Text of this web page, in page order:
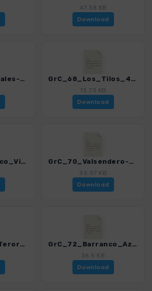
47.38 KB
Download
GrC_67_Fontanales-Moya_4459_12.gpx GrC_68_Los_Tilos_4459_12.gpx
13.73 KB
Download
GrC_69_Barranco_Virgen_4459_12.gpx GrC_70_Valsendero-Runde_4459_12.gpx
35.07 KB
Download
GrC_71_Corvo-Teror_4459_12.gpx GrC_72_Barranco_Azuaje_4459_12.gpx
36.5 KB
Download